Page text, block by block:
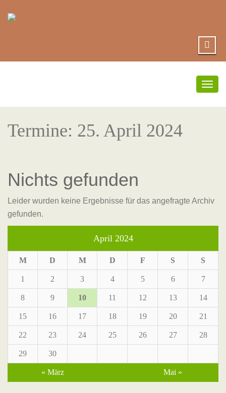
Termine: 25. April 2024
Nichts gefunden
Leider wurden keine Ergebnisse für das angefragte Archiv
gefunden.
April 2024
M D M D F S S
1 2 3 4 5 6 7
8 9 10 11 12 13 14
15 16 17 18 19 20 21
22 23 24 25 26 27 28
29 30
« März Mai »